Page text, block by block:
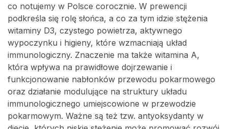
co notujemy w Polsce corocznie. W prewencji
podkreśla się rolę słońca, a co za tym idzie stężenia
witaminy D3, czystego powietrza, aktywnego
wypoczynku i higieny, które wzmacniają układ
immunologiczny. Znaczenie ma także witamina A,
która wpływa na prawidłowe dojrzewanie i
funkcjonowanie nabłonków przewodu pokarmowego
oraz działanie modulujące na struktury układu
immunologicznego umiejscowione w przewodzie
pokarmowym. Ważne są też tzw. antyoksydanty w